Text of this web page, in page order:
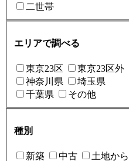
二世帯
エリアで調べる
東京23区
東京23区外
神奈川県
埼玉県
千葉県
その他
種別
新築 中古 土地か